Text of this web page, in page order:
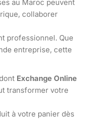
au Maroc peuvent
collaborer
professionnel. Que
entreprise, cette
Exchange Online
transformer votre
à votre panier dès